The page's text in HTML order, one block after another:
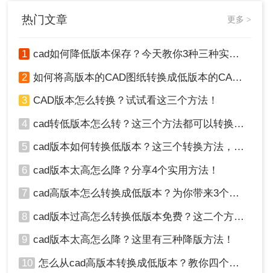
热门文章 更多 >
1 cad如何降低版本保存？今天教你3种三种实用方法对比！
2 如何将高版本的CAD图纸转换成低版本的CAD图纸？3种实用方法对比！
3 CAD版本怎么转换？试试看这三个方法！
4 cad转低版本怎么转？这三个方法都可以转换版本！
5 cad版本如何转换低版本？这三个转换方法，你一定要学会！
6 cad版本太高怎么降？分享4个实用方法！
7 cad高版本怎么转换成低版本？为你带来3个好用的方法！
8 cad版本过高怎么转换低版本免费？这二个方法了解一下！
9 cad版本太高怎么降？这里有三种降版方法！
10 怎么从cad高版本转换成低版本？教你四个小妙招轻松搞定！